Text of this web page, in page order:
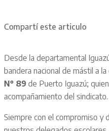
Compartí este articulo
Desde la departamental
bandera nacional de mástil a
N° 89 de Puerto Iguazú;
acompañamiento del sindicato.
Siempre con el compromiso y